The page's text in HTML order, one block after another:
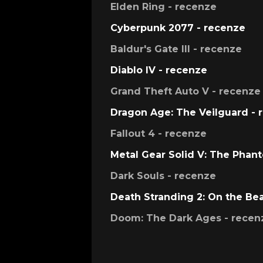
Elden Ring - recenze
Cyberpunk 2077 - recenze
Baldur's Gate III - recenze
Diablo IV - recenze
Grand Theft Auto V - recenze
Dragon Age: The Veilguard -
Fallout 4 - recenze
Metal Gear Solid V: The
Dark Souls - recenze
Death Stranding 2: On the
Doom: The Dark Ages -